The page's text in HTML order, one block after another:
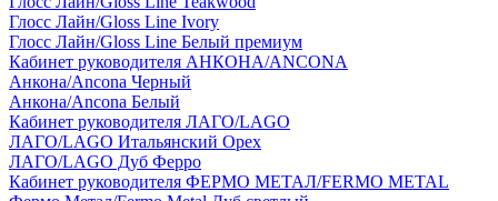
Глосс Лайн/Gloss Line Ivory
Глосс Лайн/Gloss Line Белый премиум
Кабинет руководителя АНКОНА/ANCONA
Анкона/Ancona Черный
Анкона/Ancona Белый
Кабинет руководителя ЛАГО/LAGO
ЛАГО/LAGO Итальянский Орех
ЛАГО/LAGO Дуб Ферро
Кабинет руководителя ФЕРМО МЕТАЛ/FERMO METAL